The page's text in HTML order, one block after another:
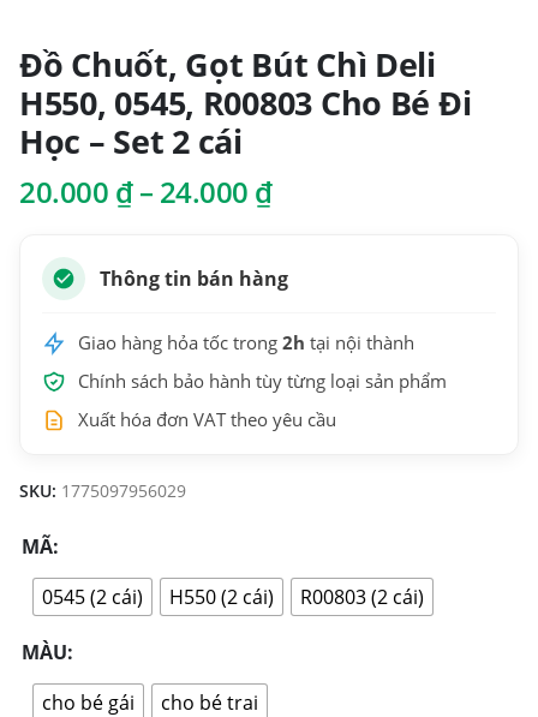
Đồ Chuốt, Gọt Bút Chì Deli
H550, 0545, R00803 Cho Bé Đi
Học – Set 2 cái
20.000 ₫ – 24.000 ₫Khoảng
20.000 ₫
đến
24.000 ₫
Thông tin bán hàng
Giao hàng hỏa tốc trong 2h tại nội thành
Chính sách bảo hành tùy từng loại sản phẩm
Xuất hóa đơn VAT theo yêu cầu
SKU: 1775097956029
MÃ
0545 (2 cái)
H550 (2 cái) R00803 (2 cái)
MÀU
cho bé gái
cho bé trai